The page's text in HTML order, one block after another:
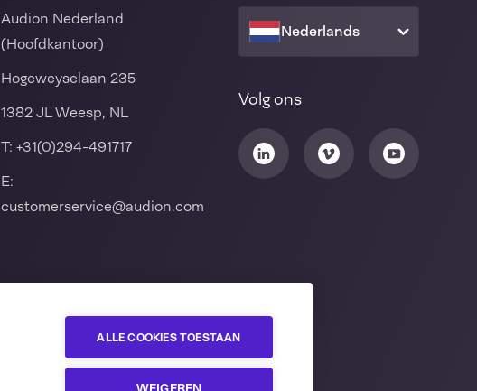
ALLE COOKIES TOESTAAN
Audion Nederland
(Hoofdkantoor)
Hogeweyselaan 235
1382 JL Weesp, NL
T: +31(0)294-491717
E:
customerservice@audion.com
Nederlands
Volg ons